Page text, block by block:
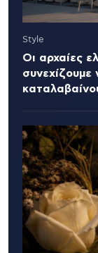
Style
Οι αρχαίες